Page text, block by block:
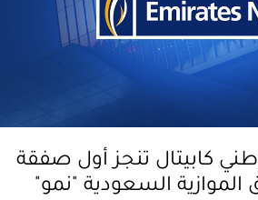
كابيتال تنجز أول صفقة
السعودية "نمو"